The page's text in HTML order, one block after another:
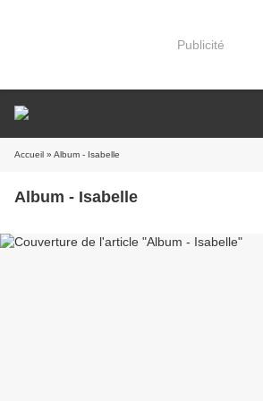
Publicité
Accueil » Album - Isabelle
Album - Isabelle